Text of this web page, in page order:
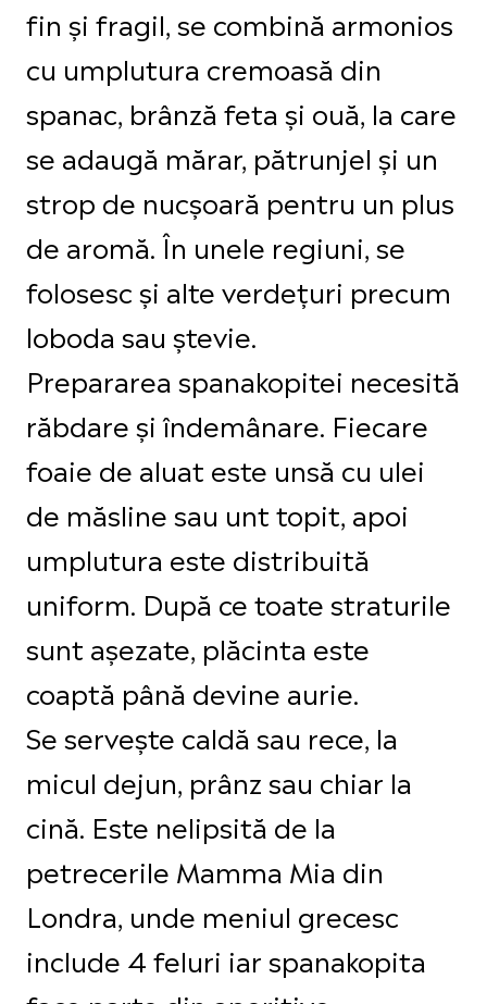
fin și fragil, se combină armonios
cu umplutura cremoasă din
spanac, brânză feta și ouă, la care
se adaugă mărar, pătrunjel și un
strop de nucșoară pentru un plus
de aromă. În unele regiuni, se
folosesc și alte verdețuri precum
loboda sau ștevie.
Prepararea spanakopitei necesită
răbdare și îndemânare. Fiecare
foaie de aluat este unsă cu ulei
de măsline sau unt topit, apoi
umplutura este distribuită
uniform. După ce toate straturile
sunt așezate, plăcinta este
coaptă până devine aurie.
Se servește caldă sau rece, la
micul dejun, prânz sau chiar la
cină. Este nelipsită de la
petrecerile Mamma Mia din
Londra, unde meniul grecesc
include 4 feluri iar spanakopita